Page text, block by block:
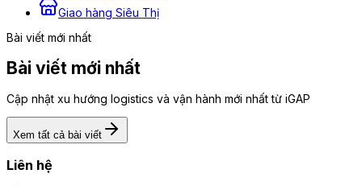
Giao hàng Siêu Thị
Bài viết mới nhất
Bài viết mới nhất
Cập nhật xu hướng logistics và vận hành mới nhất từ iGAP
Xem tất cả bài viết
Liên hệ